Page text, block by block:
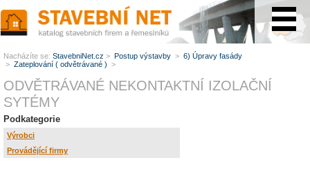
ODVĚTRÁVANÉ NEKONTAKTNÍ IZOLAČNÍ
SYTÉMY
Podkategorie
Výrobci
Provádějící firmy
Nacházíte se: StavebniNet.cz > Postup výstavby > 6) Úpravy fasády
> Zateplování ( odvětrávané ) >